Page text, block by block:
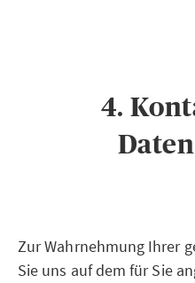
4.
Zur Wahrnehmung Ihrer
Sie uns auf dem für Sie